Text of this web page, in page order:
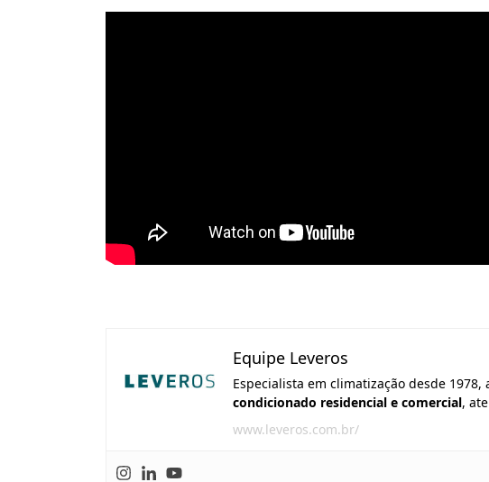
Equipe Leveros
Especialista em climatização desde 1978,
condicionado residencial e comercial,
www.leveros.com.br/